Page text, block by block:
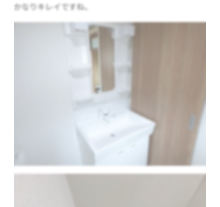
かなりキレイですね。